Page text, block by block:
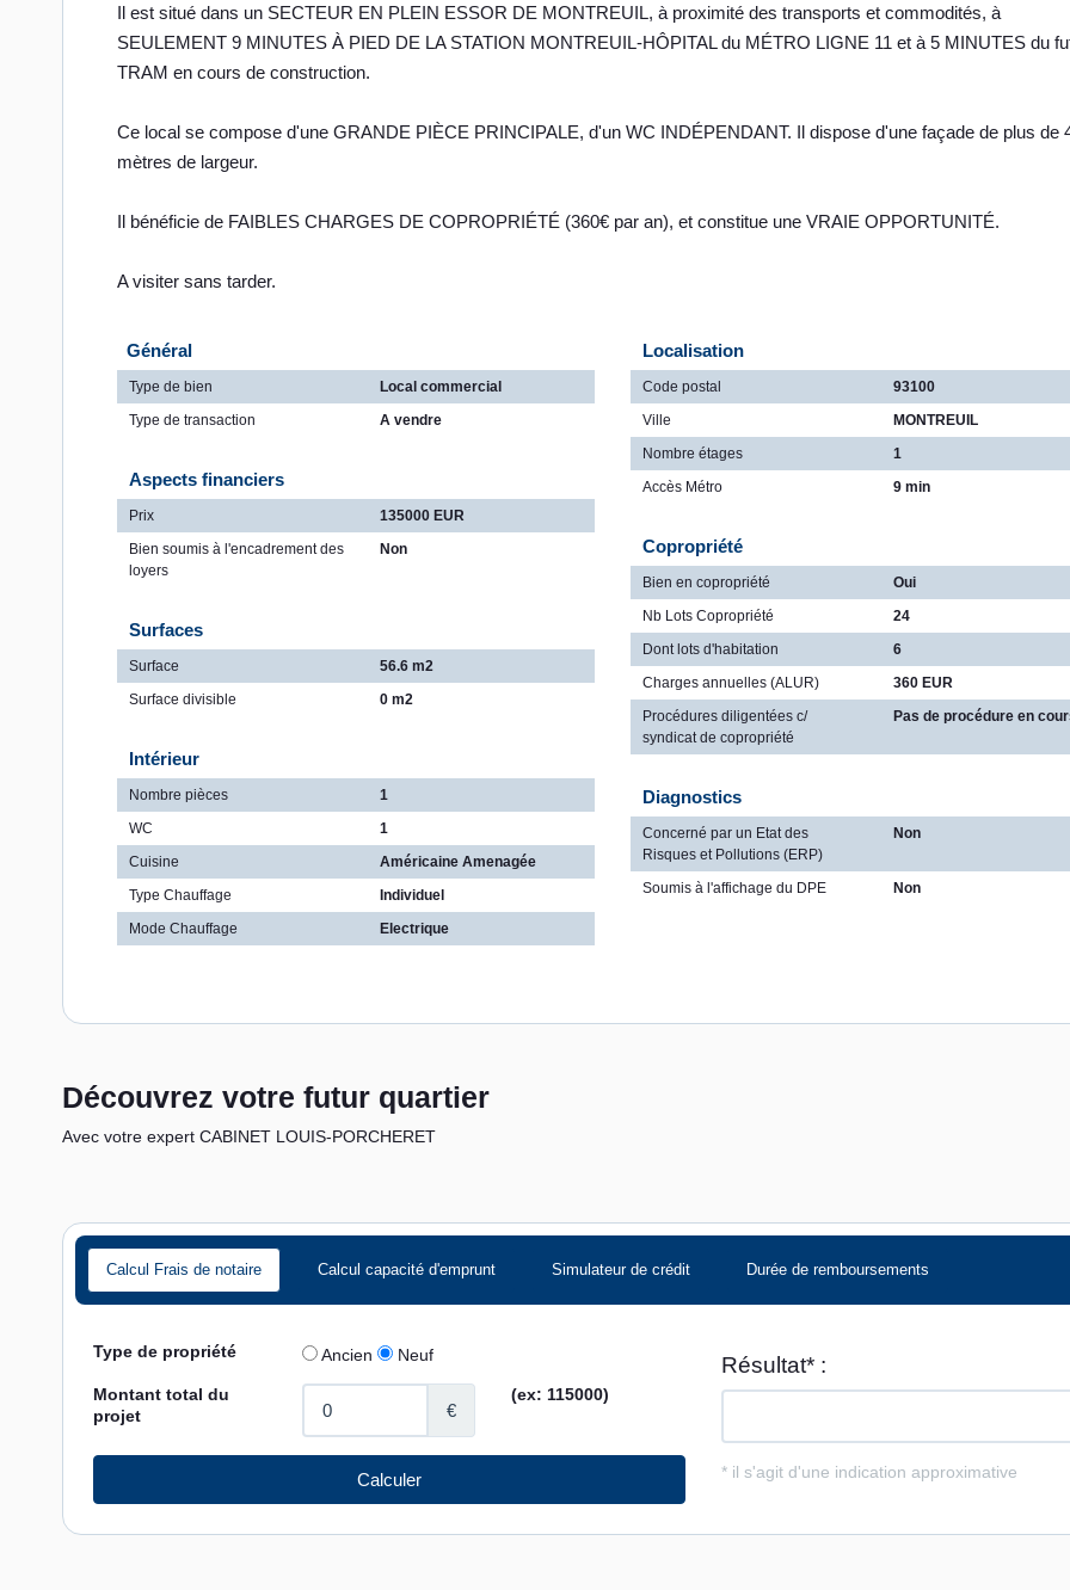
Il est situé dans un SECTEUR EN PLEIN ESSOR DE MONTREUIL, à proximité des transports et commodités, à
SEULEMENT 9 MINUTES À PIED DE LA STATION MONTREUIL-HÔPITAL du MÉTRO LIGNE 11 et à 5 MINUTES du
TRAM en cours de construction.
Ce local se compose d'une GRANDE PIÈCE PRINCIPALE, d'un WC INDÉPENDANT. Il dispose d'une façade de plus de
mètres de largeur.
Il bénéficie de FAIBLES CHARGES DE COPROPRIÉTÉ (360€ par an), et constitue une VRAIE OPPORTUNITÉ.
A visiter sans tarder.
Général
Type de bien
Local commercial
Type de transaction
A vendre
Localisation
Code postal
93100
Ville
MONTREUIL
Nombre étages
1
Accès Métro
9 min
Aspects financiers
Prix
135000 EUR
Bien soumis à l'encadrement des
loyers
Non Copropriété
Bien en copropriété
Oui
Nb Lots Copropriété
24
Dont lots d'habitation
6
Charges annuelles (ALUR)
360 EUR
Procédures diligentées c/
syndicat de copropriété
Pas de procédure en
Surfaces
Surface
56.6 m2
Surface divisible
0 m2
Intérieur
Nombre pièces
1
WC
1
Cuisine
Américaine Amenagée
Type Chauffage
Individuel
Mode Chauffage
Electrique
Diagnostics
Concerné par un Etat des
Risques et Pollutions (ERP)
Non
Soumis à l'affichage du DPE Non
Découvrez votre futur quartier
Avec votre expert CABINET LOUIS-PORCHERET
Calcul Frais de notaire Calcul capacité d'emprunt Simulateur de crédit Durée de remboursements